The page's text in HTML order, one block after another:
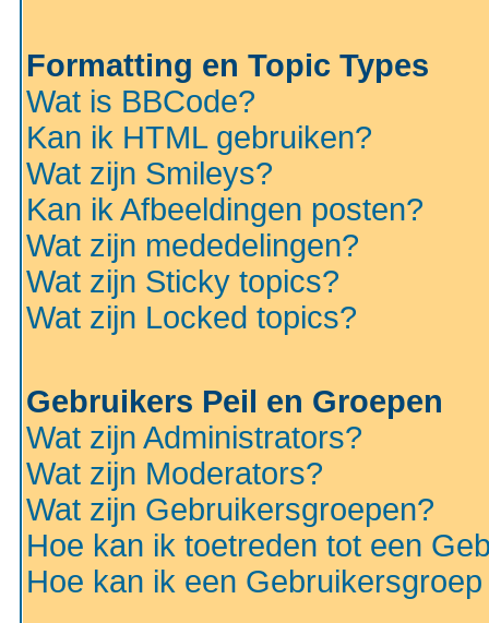
Formatting en Topic Types
Wat is BBCode?
Kan ik HTML gebruiken?
Wat zijn Smileys?
Kan ik Afbeeldingen posten?
Wat zijn mededelingen?
Wat zijn Sticky topics?
Wat zijn Locked topics?
Gebruikers Peil en Groepen
Wat zijn Administrators?
Wat zijn Moderators?
Wat zijn Gebruikersgroepen?
Hoe kan ik toetreden tot een
Hoe kan ik een